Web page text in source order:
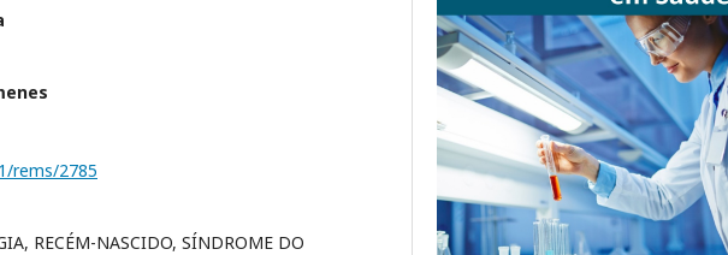
rems/2785
RECÉM-NASCIDO, SÍNDROME DO